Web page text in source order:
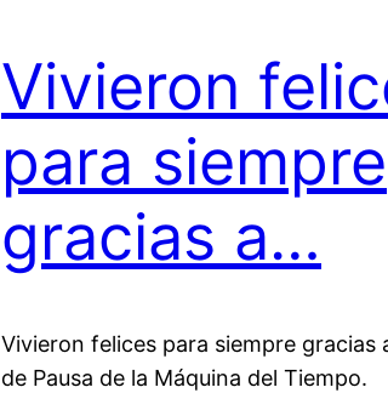
Vivieron
para siempre
gracias a…
Vivieron felices para siempre gracias
de Pausa de la Máquina del Tiempo.